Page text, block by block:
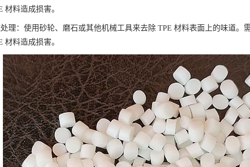
材料造成损害。
理：使用砂轮、磨石或其他机械工具来去除 TPE 材料表面上的味道。
材料造成损害。